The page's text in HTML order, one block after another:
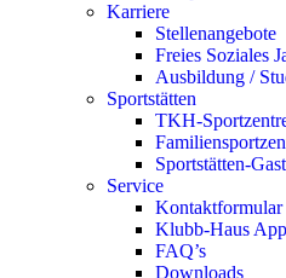
Karriere
Stellenangebote
Freies Soziales
Ausbildung /
Sportstätten
TKH-
Sportstätten-
Service
Kontaktformular
Klubb-Haus App
FAQ’s
Downloads